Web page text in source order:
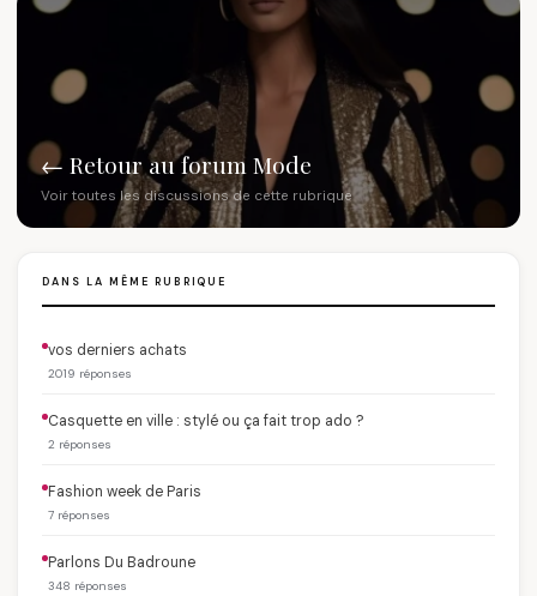
← Retour au forum Mode
Voir toutes les discussions de cette rubrique
DANS LA MÊME RUBRIQUE
vos derniers achats
2019 réponses
Casquette en ville : stylé ou ça fait trop ado ?
2 réponses
Fashion week de Paris
7 réponses
Parlons Du Badroune
348 réponses